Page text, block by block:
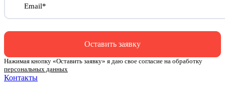
Email*
Оставить заявку
Нажимая кнопку «Оставить заявку» я даю свое согласие на обработку
персональных данных
Контакты